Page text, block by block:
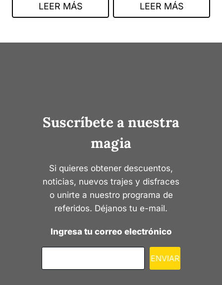
LEER MÁS LEER MÁS
Suscríbete a nuestra
magia
Si quieres obtener descuentos,
noticias, nuevos trajes y disfraces
o unirte a nuestro programa de
referidos. Déjanos tu e-mail.
Ingresa tu correo electrónico
ENVIAR